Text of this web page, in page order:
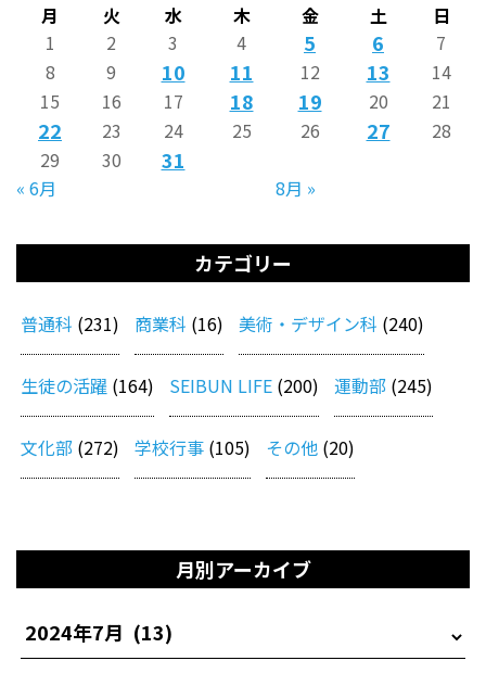
月
火 水 木 金 土 日
« 6月 8月 »
1 2 3 4 5 6
7
8
9 10 11 12 13
14
15
16 17 18 19 20 21
22 23 24 25 26 27
28
29
30 31
カテゴリー
普通科 (231) 商業科 (16) 美術・デザイン科 (240)
生徒の活躍 (164) SEIBUN LIFE (200) 運動部 (245)
文化部 (272) 学校行事 (105) その他 (20)
月別アーカイブ